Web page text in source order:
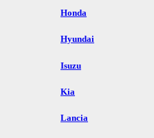
Honda
Hyundai
Isuzu
Kia
Lancia